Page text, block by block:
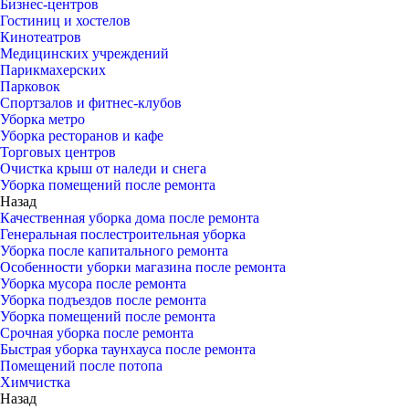
Бизнес-центров
Гостиниц и хостелов
Кинотеатров
Медицинских учреждений
Парикмахерских
Парковок
Спортзалов и фитнес-клубов
Уборка метро
Уборка ресторанов и кафе
Торговых центров
Очистка крыш от наледи и снега
Уборка помещений после ремонта
Назад
Качественная уборка дома после ремонта
Генеральная послестроительная уборка
Уборка после капитального ремонта
Особенности уборки магазина после ремонта
Уборка мусора после ремонта
Уборка подъездов после ремонта
Уборка помещений после ремонта
Срочная уборка после ремонта
Быстрая уборка таунхауса после ремонта
Помещений после потопа
Химчистка
Назад